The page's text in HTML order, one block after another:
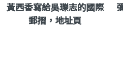
黃西香寫給吳瓅志的國際
郵摺，地址頁